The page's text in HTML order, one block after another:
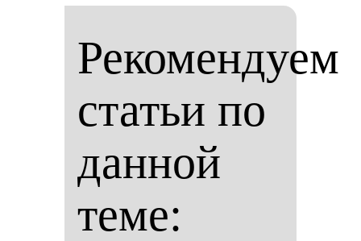
Рекомендуем
статьи по
данной
теме: